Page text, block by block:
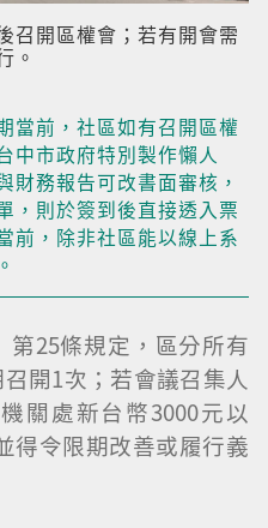
召開區權會；若有開會需
。
當前，社區如有召開區權
中市政府特別製作懶人
財務報告可改書面審核，
，則於簽到後直接透入票
前，除非社區能以線上系
25條規定，區分所有
開1次；若會議召集人
關處新台幣3000元以
得令限期改善或履行義